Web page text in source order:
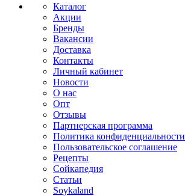
Каталог
Акции
Бренды
Вакансии
Доставка
Контакты
Личный кабинет
Новости
О нас
Опт
Отзывы
Партнерская программа
Политика конфиденциальности
Пользовательское соглашение
Рецепты
Сойкапедия
Статьи
Soykaland